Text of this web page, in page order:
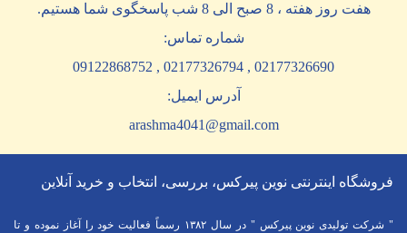
هفت روز هفته ، 8 صبح الی 8 شب پاسخگوی شما هستیم.
شماره تماس:
02177326690 , 02177326794 , 09122868752
آدرس ایمیل:
arashma4041@gmail.com
فروشگاه اینترنتی نوین پیرکس، بررسی، انتخاب و خرید آنلاین
" شرکت تولیدی نوین پیرکس " در سال ۱۳۸۲ رسماً فعالیت خود را آغاز نموده و تا